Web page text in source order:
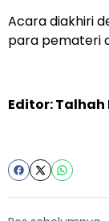
Acara diakhiri
para pemateri
Editor: